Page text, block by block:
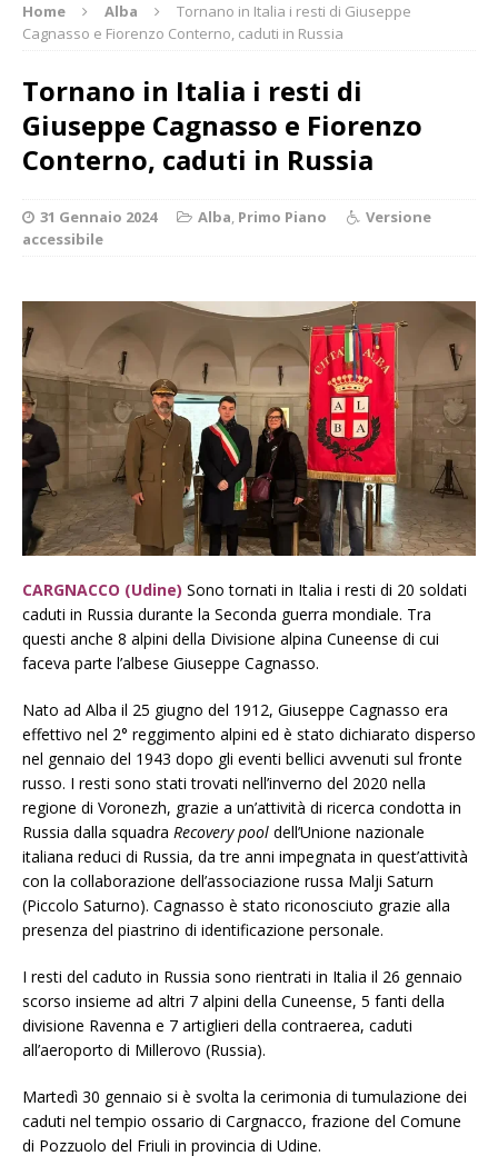
Home Alba
Tornano in Italia i resti di Giuseppe
Cagnasso e Fiorenzo Conterno, caduti in Russia
Tornano in Italia i resti di
Giuseppe Cagnasso e Fiorenzo
Conterno, caduti in Russia
31 Gennaio 2024 Alba, Primo Piano
Versione
accessibile
CARGNACCO (Udine) Sono tornati in Italia i resti di 20 soldati
caduti in Russia durante la Seconda guerra mondiale. Tra
questi anche 8 alpini della Divisione alpina Cuneense di cui
faceva parte l’albese Giuseppe Cagnasso.
Nato ad Alba il 25 giugno del 1912, Giuseppe Cagnasso era
effettivo nel 2° reggimento alpini ed è stato dichiarato disperso
nel gennaio del 1943 dopo gli eventi bellici avvenuti sul fronte
russo. I resti sono stati trovati nell’inverno del 2020 nella
regione di Voronezh, grazie a un’attività di ricerca condotta in
Russia dalla squadra Recovery pool dell’Unione nazionale
italiana reduci di Russia, da tre anni impegnata in quest’attività
con la collaborazione dell’associazione russa Malji Saturn
(Piccolo Saturno). Cagnasso è stato riconosciuto grazie alla
presenza del piastrino di identificazione personale.
I resti del caduto in Russia sono rientrati in Italia il 26 gennaio
scorso insieme ad altri 7 alpini della Cuneense, 5 fanti della
divisione Ravenna e 7 artiglieri della contraerea, caduti
all’aeroporto di Millerovo (Russia).
Martedì 30 gennaio si è svolta la cerimonia di tumulazione dei
caduti nel tempio ossario di Cargnacco, frazione del Comune
di Pozzuolo del Friuli in provincia di Udine.